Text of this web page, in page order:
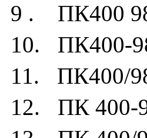
9 . ПК400
10. ПК400-
11. ПК400/
12. ПК 400-